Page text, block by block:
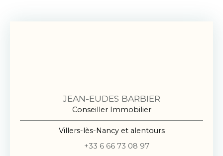
JEAN-EUDES BARBIER
Conseiller Immobilier
Villers-lès-Nancy et alentours
+33 6 66 73 08 97